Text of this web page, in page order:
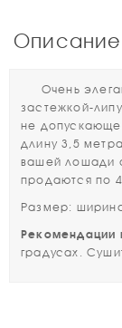
Очень
застежкой-
не
длину 3,5
вашей лошади
продаются по
Размер:
Рекомендации
градусах.